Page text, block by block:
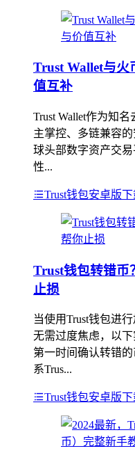
Trust Wallet与火
值互补
Trust Wallet作为知
主掌控、多链兼容
球头部数字资产交
性...
Trust钱包安卓版
Trust钱包转错币
止损
当使用Trust钱包进
无需过度焦虑，以
第一时间确认转错
系Trus...
Trust钱包安卓版